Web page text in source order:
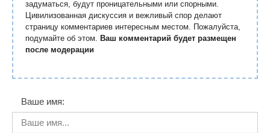
задуматься, будут проницательными или спорными.
Цивилизованная дискуссия и вежливый спор делают
страницу комментариев интересным местом. Пожалуйста,
подумайте об этом. Ваш комментарий будет размещен
после модерации
Ваше имя: